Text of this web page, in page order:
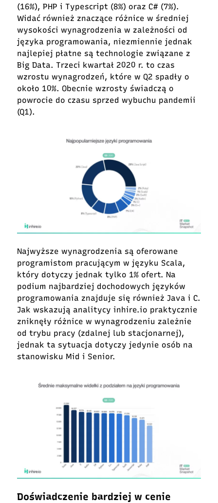
(16%), PHP i Typescript (8%) oraz C# (7%).
Widać również znaczące różnice w średniej
wysokości wynagrodzenia w zależności od
języka programowania, niezmiennie jednak
najlepiej płatne są technologie związane z
Big Data. Trzeci kwartał 2020 r. to czas
wzrostu wynagrodzeń, które w Q2 spadły o
około 10%. Obecnie wzrosty świadczą o
powrocie do czasu sprzed wybuchu pandemii
(Q1).
Najwyższe wynagrodzenia są oferowane
programistom pracującym w języku Scala,
który dotyczy jednak tylko 1% ofert. Na
podium najbardziej dochodowych języków
programowania znajduje się również Java i C.
Jak wskazują analitycy inhire.io praktycznie
zniknęły różnice w wynagrodzeniu zależnie
od trybu pracy (zdalnej lub stacjonarnej),
jednak ta sytuacja dotyczy jedynie osób na
stanowisku Mid i Senior.
Doświadczenie bardziej w cenie